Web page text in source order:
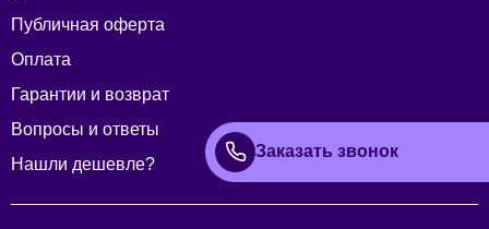
Публичная оферта
Оплата
Гарантии и возврат
Вопросы и ответы
Нашли дешевле?
Заказать звонок